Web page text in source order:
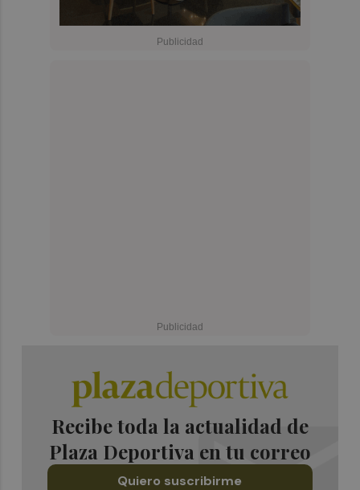
Recibe toda la actualidad de
Plaza Deportiva en tu correo
Quiero suscribirme